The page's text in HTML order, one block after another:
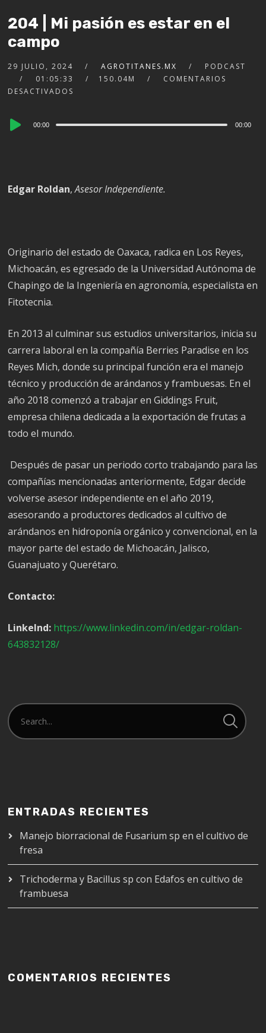
204 | Mi pasión es estar en el
campo
29 JULIO, 2024 AGROTITANES.MX
PODCAST
01:05:33
150.04M
COMENTARIOS
DESACTIVADOS
Audio
00:00 00:00
Edgar Roldan,Asesor Independiente.
Originario del estado de Oaxaca, radica en Los Reyes,
Michoacán, es egresado de la Universidad Autónoma de
Chapingo de la Ingeniería en agronomía, especialista en
Fitotecnia.
En 2013 al culminar sus estudios universitarios, inicia su
carrera laboral en la compañía Berries Paradise en los
Reyes Mich, donde su principal función era el manejo
técnico y producción de arándanos y frambuesas. En el
año 2018 comenzó a trabajar en Giddings Fruit,
empresa chilena dedicada a la exportación de frutas a
todo el mundo.
Después de pasar un periodo corto trabajando para las
compañías mencionadas anteriormente, Edgar decide
volverse asesor independiente en el año 2019,
asesorando a productores dedicados al cultivo de
arándanos en hidroponía orgánico y convencional, en la
mayor parte del estado de Michoacán, Jalisco,
Guanajuato y Querétaro.
Contacto:
LinkeInd: https://www.linkedin.com/in/edgar-roldan-
643832128/
ENTRADAS RECIENTES
Manejo biorracional de Fusarium sp en el cultivo de
fresa
Trichoderma y Bacillus sp con Edafos en cultivo de
frambuesa
COMENTARIOS RECIENTES